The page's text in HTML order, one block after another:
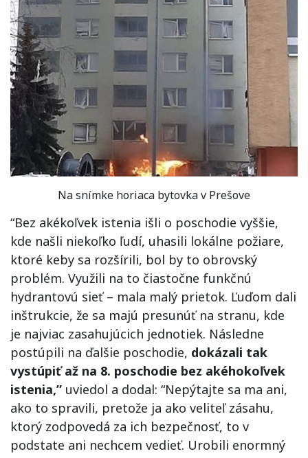
Na snímke horiaca bytovka v Prešove
“Bez akékoľvek istenia išli o poschodie vyššie,
kde našli niekoľko ľudí, uhasili lokálne požiare,
ktoré keby sa rozšírili, bol by to obrovský
problém. Využili na to čiastočne funkčnú
hydrantovú sieť – mala malý prietok. Ľuďom dali
inštrukcie, že sa majú presunúť na stranu, kde
je najviac zasahujúcich jednotiek. Následne
postúpili na ďalšie poschodie, dokázali tak
vystúpiť až na 8. poschodie bez akéhokoľvek
istenia,” uviedol a dodal: “Nepýtajte sa ma ani,
ako to spravili, pretože ja ako veliteľ zásahu,
ktorý zodpovedá za ich bezpečnosť, to v
podstate ani nechcem vedieť. Urobili enormný